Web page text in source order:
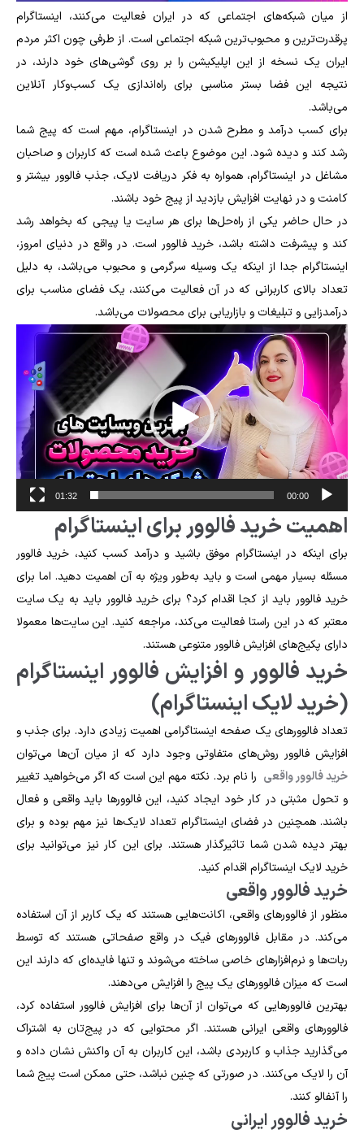
از میان شبکه‌های اجتماعی که در ایران فعالیت می‌کنند، اینستاگرام
پرقدرت‌ترین و محبوب‌ترین شبکه اجتماعی است. از طرفی چون اکثر مردم
ایران یک نسخه از این اپلیکیشن را بر روی گوشی‌های خود دارند، در
نتیجه این فضا بستر مناسبی برای راه‌اندازی یک کسب‌وکار آنلاین
می‌باشد.
برای کسب درآمد و مطرح شدن در اینستاگرام، مهم است که پیج شما
رشد کند و دیده شود. این موضوع باعث شده است که کاربران و صاحبان
مشاغل در اینستاگرام، همواره به فکر دریافت لایک، جذب فالوور بیشتر و
کامنت و در نهایت افزایش بازدید از پیج خود باشند.
در حال حاضر یکی از راه‌حل‌ها برای هر سایت یا پیجی که بخواهد رشد
کند و پیشرفت داشته باشد، خرید فالوور است. در واقع در دنیای امروز،
اینستاگرام جدا از اینکه یک وسیله سرگرمی و محبوب می‌باشد، به دلیل
تعداد بالای کاربرانی که در آن فعالیت می‌کنند، یک فضای مناسب برای
درآمدزایی و تبلیغات و بازاریابی برای محصولات می‌باشد.
Video
Player
00:00
01:32
اهمیت خرید فالوور برای اینستاگرام
برای اینکه در اینستاگرام موفق باشید و درآمد کسب کنید، خرید فالوور
مسئله بسیار مهمی است و باید به‌طور ویژه به آن اهمیت دهید. اما برای
خرید فالوور باید از کجا اقدام کرد؟ برای خرید فالوور باید به یک سایت
معتبر که در این راستا فعالیت می‌کند، مراجعه کنید. این سایت‌ها معمولا
دارای پکیج‌های افزایش فالوور متنوعی هستند.
خرید فالوور و افزایش فالوور اینستاگرام
(خرید لایک اینستاگرام)
تعداد فالوورهای یک صفحه اینستاگرامی اهمیت زیادی دارد. برای جذب و
افزایش فالوور روش‌های متفاوتی وجود دارد که از میان آن‌ها می‌توان
خرید فالوور واقعی را نام برد. نکته مهم این است که اگر می‌خواهید تغییر
و تحول مثبتی در کار خود ایجاد کنید، این فالوور‌ها باید واقعی و فعال
باشند. همچنین در فضای اینستاگرام تعداد لایک‌ها نیز مهم بوده و برای
بهتر دیده ‌شدن شما تاثیر‌گذار هستند. برای این کار نیز می‌توانید برای
خرید لایک اینستاگرام اقدام کنید.
خرید فالوور واقعی
منظور از فالوورهای واقعی، اکانت‌هایی هستند که یک کاربر از آن استفاده
می‌کند. در مقابل فالوور‌های فیک در واقع صفحاتی هستند که توسط
ربات‌ها و نرم‌افزارهای خاصی ساخته می‌شوند و تنها فایده‌ای که دارند این
است که میزان فالوورهای یک پیج را افزایش می‌دهند.
بهترین فالوورهایی که می‌توان از آن‌ها برای افزایش فالوور استفاده کرد،
فالوورهای واقعی ایرانی هستند. اگر محتوایی که در پیج‌تان به اشتراک
می‌گذارید جذاب و کاربردی باشد، این کاربران به آن واکنش نشان داده و
آن را لایک می‌کنند. در صورتی که چنین نباشد، حتی ممکن است پیج شما
را آنفالو کنند.
خرید فالوور ایرانی